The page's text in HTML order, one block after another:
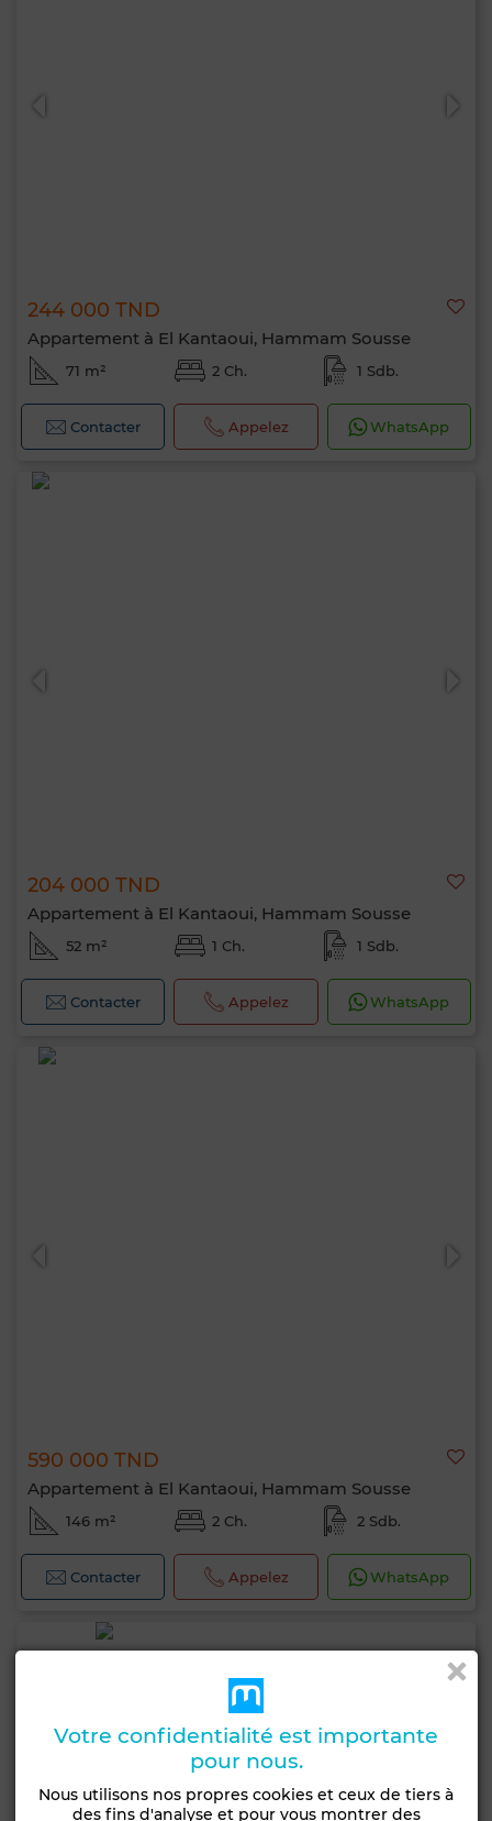
244 000 TND
Appartement à El Kantaoui, Hammam Sousse
71 m² 2 Ch. 1 Sdb.
Contacter Appelez WhatsApp
204 000 TND
Appartement à El Kantaoui, Hammam Sousse
52 m² 1 Ch. 1 Sdb.
Contacter Appelez WhatsApp
590 000 TND
Appartement à El Kantaoui, Hammam Sousse
146 m² 2 Ch. 2 Sdb.
Contacter Appelez WhatsApp
Votre confidentialité est importante
pour nous.
Nous utilisons nos propres cookies et ceux de tiers à
des fins d'analyse et pour vous montrer des